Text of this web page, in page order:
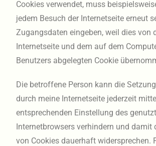
Cookies verwendet, muss
jedem Besuch der Internetseite erneut
Zugangsdaten eingeben, weil dies von
Internetseite und dem auf dem
Benutzers abgelegten Cookie
Die betroffene Person kann die
durch meine Internetseite jederzeit
entsprechenden Einstellung des
Internetbrowsers verhindern und damit
von Cookies dauerhaft widersprechen.